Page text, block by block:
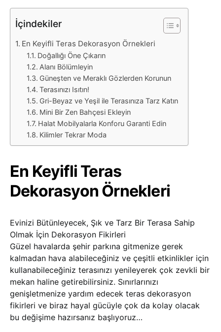
İçindekiler
En Keyifli Teras Dekorasyon Örnekleri
Doğallığı Öne Çıkarın
Alanı Bölümleyin
Güneşten ve Meraklı Gözlerden Korunun
Terasınızı Isıtın!
Gri-Beyaz ve Yeşil ile Terasınıza Tarz Katın
Mini Bir Zen Bahçesi Ekleyin
Halat Mobilyalarla Konforu Garanti Edin
Kilimler Tekrar Moda
En Keyifli Teras
Dekorasyon Örnekleri
Evinizi Bütünleyecek, Şık ve Tarz Bir Terasa Sahip
Olmak İçin Dekorasyon Fikirleri
Güzel havalarda şehir parkına gitmenize gerek
kalmadan hava alabileceğiniz ve çeşitli etkinlikler için
kullanabileceğiniz terasınızı yenileyerek çok zevkli bir
mekan haline getirebilirsiniz. Sınırlarınızı
genişletmenize yardım edecek teras dekorasyon
fikirleri ve biraz hayal gücüyle çok da kolay olacak
bu değişime hazırsanız başlıyoruz…